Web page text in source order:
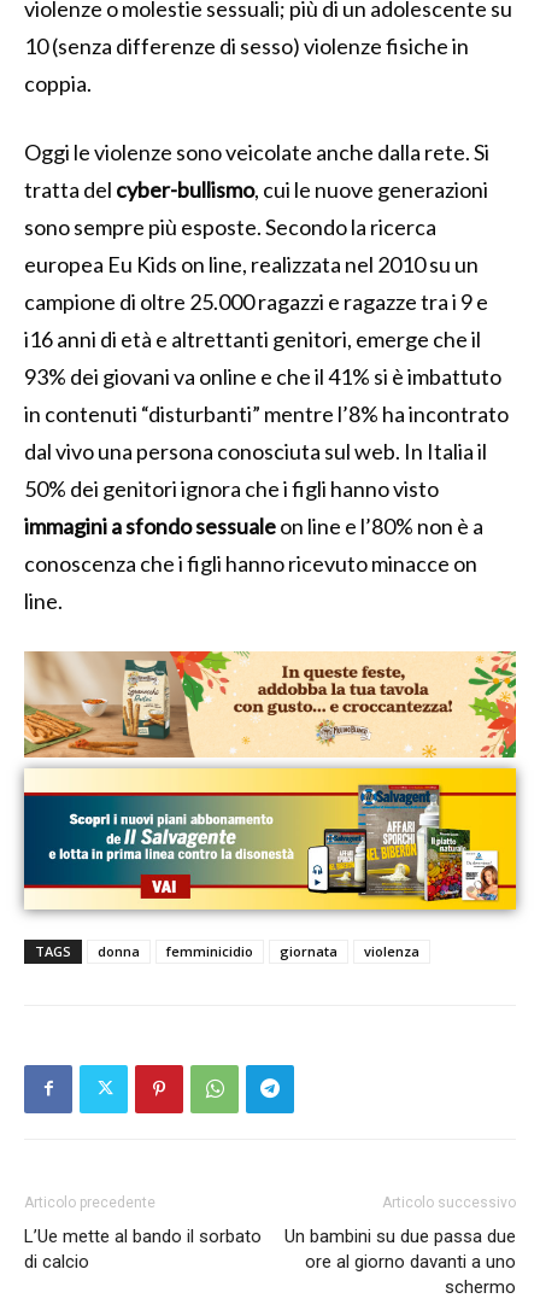
violenze o molestie sessuali; più di un adolescente su
10 (senza differenze di sesso) violenze fisiche in
coppia.
Oggi le violenze sono veicolate anche dalla rete. Si
tratta del cyber-bullismo, cui le nuove generazioni
sono sempre più esposte. Secondo la ricerca
europea Eu Kids on line, realizzata nel 2010 su un
campione di oltre 25.000 ragazzi e ragazze tra i 9 e
i16 anni di età e altrettanti genitori, emerge che il
93% dei giovani va online e che il 41% si è imbattuto
in contenuti “disturbanti” mentre l’8% ha incontrato
dal vivo una persona conosciuta sul web. In Italia il
50% dei genitori ignora che i figli hanno visto
immagini a sfondo sessualeon line e l’80% non è a
conoscenza che i figli hanno ricevuto minacce on
line.
TAGS donna femminicidio giornata violenza
Articolo precedente
L’Ue mette al bando il sorbato
di calcio
Articolo successivo
Un bambini su due passa due
ore al giorno davanti a uno
schermo